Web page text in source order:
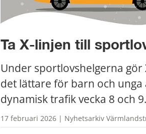
Ta X-linjen till
Under sportlovshelgerna gör
det lättare för barn och
dynamisk trafik vecka 8 och 9.
17 februari 2026 | Nyhetsarkiv